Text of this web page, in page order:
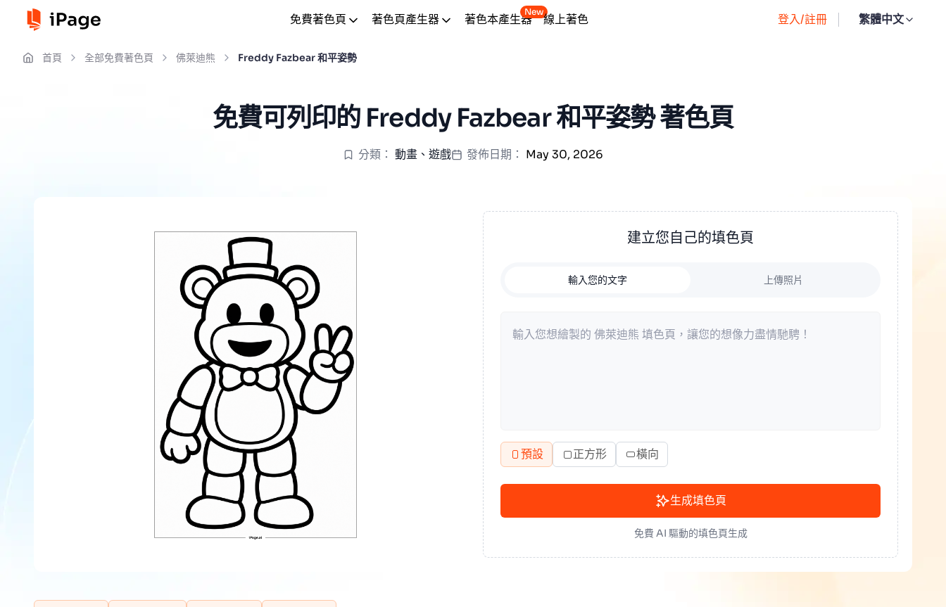
登入/註冊 繁體中文
免費著色頁 著色頁產生器 著色本產生器
New
線上著色
首頁 全部免費著色頁 佛萊迪熊 Freddy Fazbear 和平姿勢
免費可列印的 Freddy Fazbear 和平姿勢 著色頁
分類： 動畫 、 遊戲 發佈日期： May 30, 2026
建立您自己的填色頁
輸入您的文字 上傳照片
預設 正方形 橫向
生成填色頁
免費 AI 驅動的填色頁生成